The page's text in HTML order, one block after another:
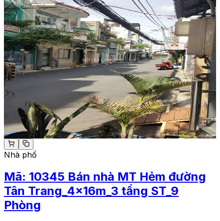
Nhà phố
Mã: 10345 Bán nhà MT Hẻm đường
Tân Trang_4x16m_3 tầng ST_9
Phòng